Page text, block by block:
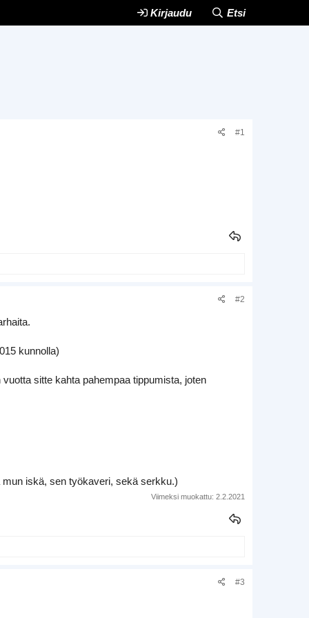
Kirjaudu Etsi
#1
#2
kunnolla)
sitte kahta pahempaa tippumista, joten
iskä, sen työkaveri, sekä serkku.)
Viimeksi muokattu: 2.2.2021
#3